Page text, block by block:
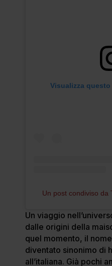
Visualizza
Un post condiviso da
Un viaggio
dalle origini della
quel momento, il
diventato sinonimo di
all’italiana. Già pochi